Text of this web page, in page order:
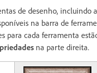
de desenho, incluindo
na barra de
para cada ferramenta
na parte direita.